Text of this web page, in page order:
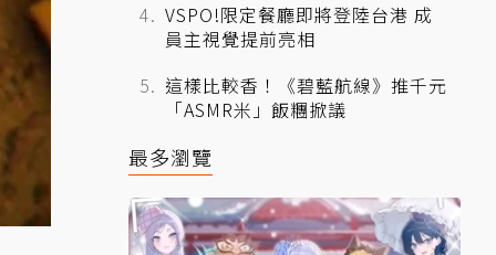
VSPO!限定餐廳即將登陸台港 成
員主視覺提前亮相
這樣比較香！《碧藍航線》推千元
「ASMR米」飯糰掀議
最多瀏覽